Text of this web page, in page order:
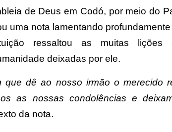
de Deus em Codó, por meio do
uma nota lamentando
ressaltou as muitas lições
deixadas por ele.
que dê ao nosso irmão o merecido
as nossas condolências e
da nota.